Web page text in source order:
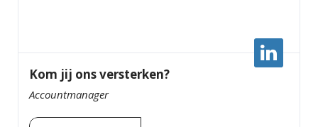
Kom jij ons versterken?
Accountmanager